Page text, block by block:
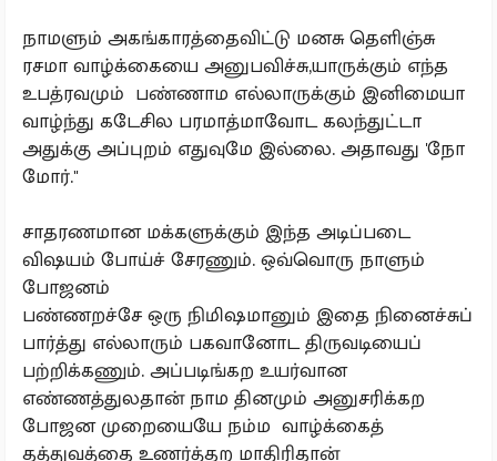
நாமளும் அகங்காரத்தைவிட்டு மனசு தெளிஞ்சு
ரசமா வாழ்க்கையை அனுபவிச்சு,யாருக்கும் எந்த
உபத்ரவமும் பண்ணாம எல்லாருக்கும் இனிமையா
வாழ்ந்து கடேசில பரமாத்மாவோட கலந்துட்டா
அதுக்கு அப்புறம் எதுவுமே இல்லை. அதாவது 'நோ
மோர்."
சாதரணமான மக்களுக்கும் இந்த அடிப்படை
விஷயம் போய்ச் சேரணும். ஒவ்வொரு நாளும்
போஜனம்
பண்ணறச்சே ஒரு நிமிஷமானும் இதை நினைச்சுப்
பார்த்து எல்லாரும் பகவானோட திருவடியைப்
பற்றிக்கணும். அப்படிங்கற உயர்வான
எண்ணத்துலதான் நாம தினமும் அனுசரிக்கற
போஜன முறையையே நம்ம வாழ்க்கைத்
தத்துவத்தை உணர்த்தற மாதிரிதான்